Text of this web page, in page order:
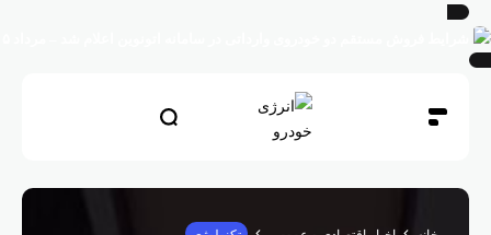
فروش مستقم دو خودروی وارداتی در سامانه اتونوین اعلام شد – مرداد ۱۴۰۵